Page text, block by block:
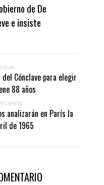
de De
e insiste
Cónclave para elegir
88 años
analizarán en París la
de 1965